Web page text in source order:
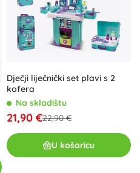
Dječji liječnički set plavi s 2
kofera
Na skladištu
21,90 €22,90 €
U košaricu